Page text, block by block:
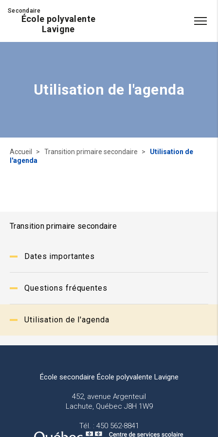
Secondaire
École polyvalente
Lavigne
Utilisation de l'agenda
Transition primaire secondaire
Dates importantes
Questions fréquentes
Utilisation de l'agenda
Accueil Transition primaire secondaire
Utilisation de
l'agenda
École secondaire École polyvalente Lavigne
452, avenue Argenteuil
Lachute, Québec J8H 1W9
Tél. : 450 562-8841